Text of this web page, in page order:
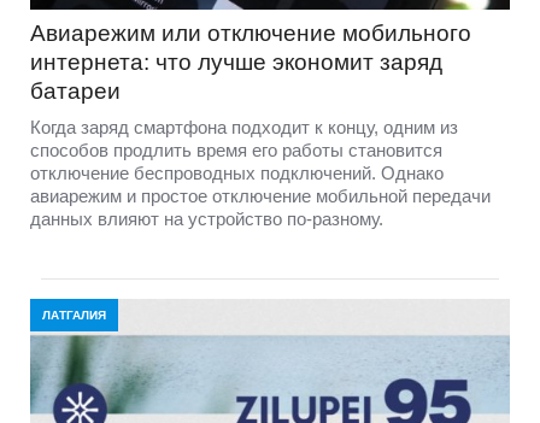
Авиарежим или отключение мобильного
интернета: что лучше экономит заряд
батареи
Когда заряд смартфона подходит к концу, одним из
способов продлить время его работы становится
отключение беспроводных подключений. Однако
авиарежим и простое отключение мобильной передачи
данных влияют на устройство по-разному.
ЛАТГАЛИЯ